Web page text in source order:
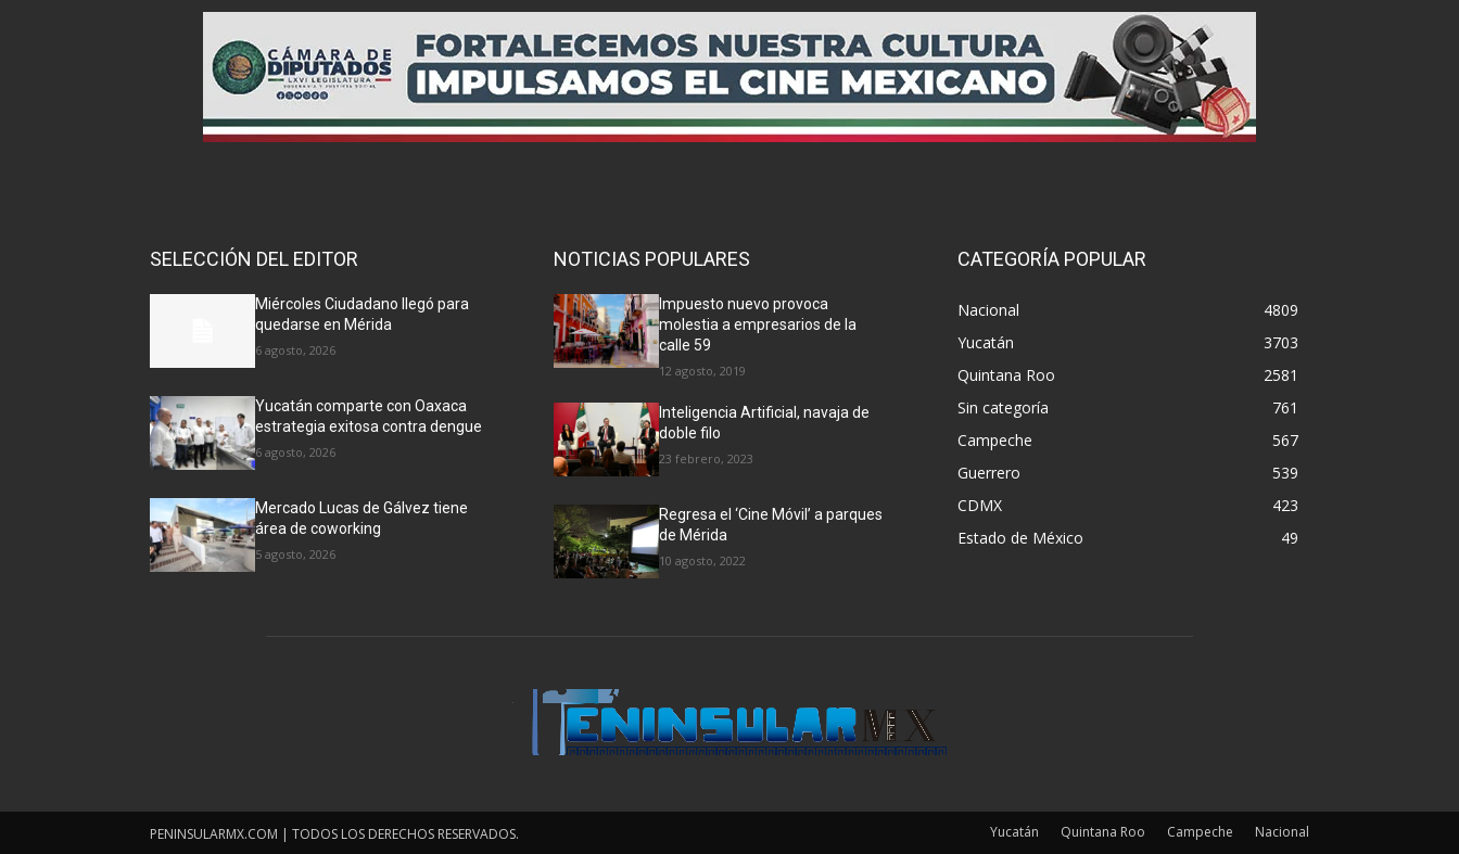
SELECCIÓN DEL EDITOR
Miércoles Ciudadano llegó para
quedarse en Mérida
6 agosto, 2026
Yucatán comparte con Oaxaca
estrategia exitosa contra dengue
6 agosto, 2026
Mercado Lucas de Gálvez tiene
área de coworking
5 agosto, 2026
NOTICIAS POPULARES
Impuesto nuevo provoca
molestia a empresarios de la
calle 59
12 agosto, 2019
Inteligencia Artificial, navaja de
doble filo
23 febrero, 2023
Regresa el ‘Cine Móvil’ a parques
de Mérida
10 agosto, 2022
CATEGORÍA POPULAR
Nacional
4809
Yucatán
3703
Quintana Roo
2581
Sin categoría
761
Campeche
567
Guerrero
539
CDMX
423
Estado de México
49
PENINSULARMX.COM | TODOS LOS DERECHOS RESERVADOS. Yucatán Quintana Roo Campeche Nacional